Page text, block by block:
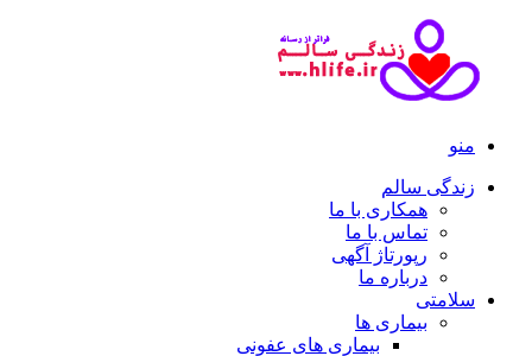
منو
زندگی سالم
همکاری با ما
تماس با ما
رپورتاژ آگهی
درباره ما
سلامتی
بیماری ها
بیماری های عفونی